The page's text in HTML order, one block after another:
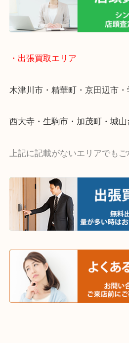
物を整理するケースは年々増
い…
当店ではそういったお困り
・出張買取エリア
木津川市・精華町・京田辺
西大寺・生駒市・加茂町・城
上記に記載がないエリアでも